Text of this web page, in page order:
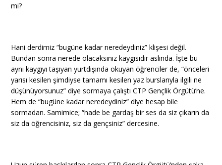
mi?
Hani derdimiz “bugüne kadar neredeydiniz” klişesi değil.
Bundan sonra nerede olacaksınız kaygısıdır aslında. İşte bu
aynı kaygıyı taşıyan yurtdışında okuyan öğrenciler de, “önceleri
yarısı kesilen şimdiyse tamamı kesilen yaz burslarıyla ilgili ne
düşünüyorsunuz” diye sormaya çalıştı CTP Gençlik Örgütü’ne.
Hem de “bugüne kadar neredeydiniz” diye hesap bile
sormadan. Samimice; “hade be gardaş bir ses da siz çıkarın da
siz da öğrencisiniz, siz da gençsiniz” dercesine.